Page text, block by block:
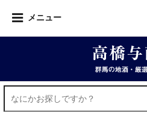
メニュー